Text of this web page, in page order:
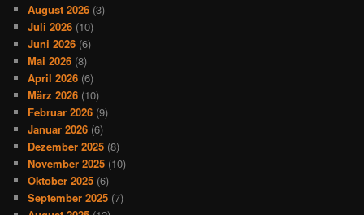
August 2026 (3)
Juli 2026 (10)
Juni 2026 (6)
Mai 2026 (8)
April 2026 (6)
März 2026 (10)
Februar 2026 (9)
Januar 2026 (6)
Dezember 2025 (8)
November 2025 (10)
Oktober 2025 (6)
September 2025 (7)